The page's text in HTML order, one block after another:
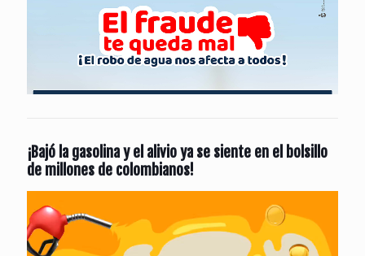
¡Bajó la gasolina y el alivio ya se siente en el bolsillo
de millones de colombianos!
de
vídeo